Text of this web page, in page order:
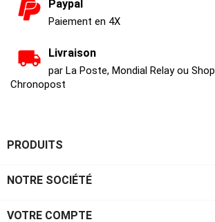
Paypal
Paiement en 4X
Livraison
par La Poste, Mondial Relay ou
Chronopost
PRODUITS
NOTRE SOCIÉTÉ
VOTRE COMPTE